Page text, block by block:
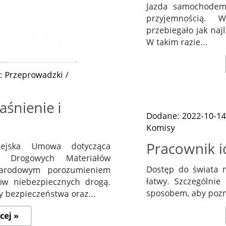
Przeprowadzki /
i
Umowa dotycząca
Drogowych Materiałów
porozumieniem
niebezpiecznych drogą.
bezpieczeństwa oraz...
»
Jazda
przyjemnością.
przebiegało jak
W takim razie...
Dodane: 2022-10-14
Komisy
Pracownik
Dostęp do świata
łatwy.
sposobem, aby